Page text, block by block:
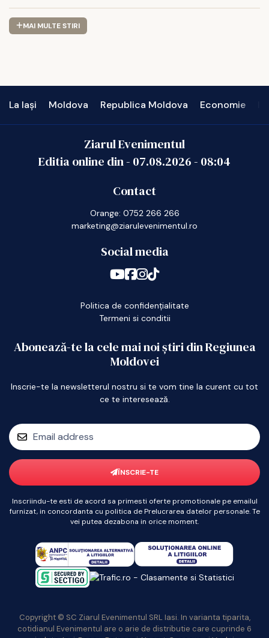
MAI MULTE STIRI
La Iași Moldova Republica Moldova Economie
Ziarul Evenimentul
Editia online din - 07.08.2026- 08:04
Contact
Orange: 0752 266 266
marketing@ziarulevenimentul.ro
Social media
Politica de confidențialitate
Termeni si conditii
Abonează-te la cele mai noi știri din Regiunea
Moldovei
Inscrie-te la newsletterul nostru si te vom tine la curent cu tot
ce te interesează.
ÎNSCRIE-TE
Inscriindu-te esti de acord sa primesti oferte promotionale pe emailul
furnizat, in concordanta cu politica de Prelucrarea datelor personale. Te
vei putea dezabona in orice moment.
Copyright © SC Ziarul Evenimentul SRL Iasi. In varianta tiparita,
cotidianul Evenimentul are o arie de distributie care cuprinde 6